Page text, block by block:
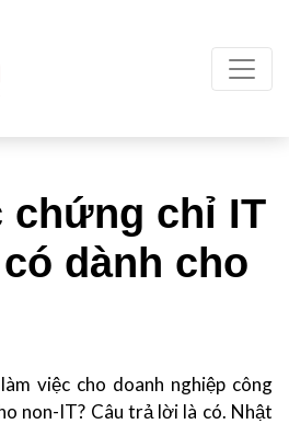
chứng chỉ IT
dành cho
việc cho doanh nghiệp công
non-IT? Câu trả lời là có. Nhật